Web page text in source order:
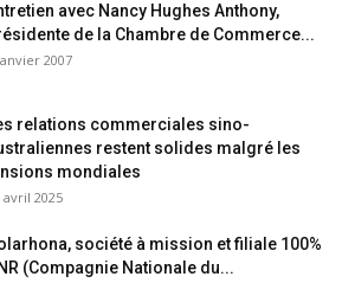
avec Nancy Hughes Anthony,
de la Chambre de Commerce...
2007
relations commerciales sino-
restent solides malgré les
mondiales
avril 2025
société à mission et filiale 100%
(Compagnie Nationale du...